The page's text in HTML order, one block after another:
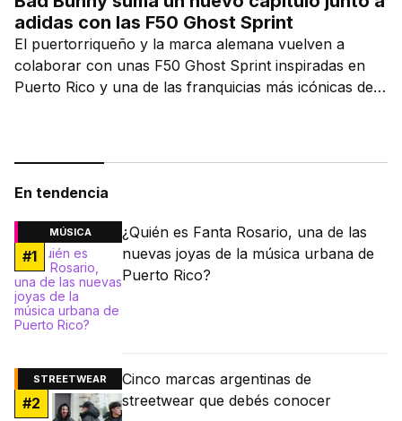
adidas con las F50 Ghost Sprint
El puertorriqueño y la marca alemana vuelven a
colaborar con unas F50 Ghost Sprint inspiradas en
Puerto Rico y una de las franquicias más icónicas del
En tendencia
MÚSICA
#1
¿Quién es Fanta Rosario, una de las
nuevas joyas de la música urbana de
Puerto Rico?
STREETWEAR
#2
Cinco marcas argentinas de
streetwear que debés conocer